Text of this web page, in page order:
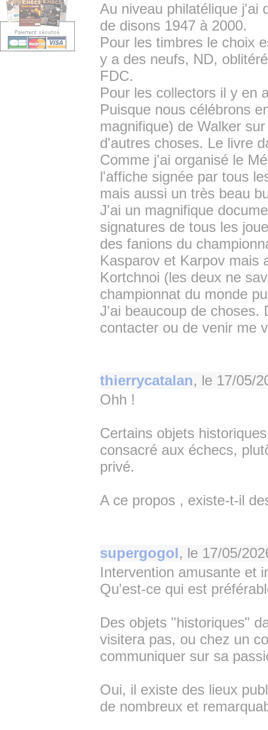
Au niveau philatélique j'ai
de disons 1947 à 2000.
Pour les timbres le choix
y a des neufs, ND,
FDC.
Pour les collectors il y en
Puisque nous célébrons
magnifique) de Walker
d'autres choses. Le livre
Comme j'ai organisé le
l'affiche signée par tous
mais aussi un très beau
J'ai un magnifique
signatures de tous les
des fanions du
Kasparov et Karpov mais
Kortchnoi (les deux ne
championnat du monde
J'ai beaucoup de choses.
contacter ou de venir me
thierrycatalan, le 17/05/
Ohh !
Certains objets
consacré aux échecs,
privé.
A ce propos , existe-t-il
supergogol, le 17/05/
Intervention amusante et
Qu'est-ce qui est
Des objets "historiques"
visitera pas, ou chez un
communiquer sur sa
Oui, il existe des lieux
de nombreux et